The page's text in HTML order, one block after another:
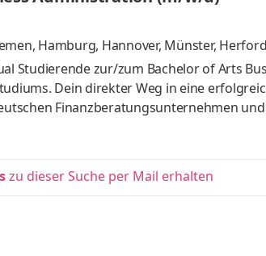
Hamburg, Hannover, Münster,
Studierende zur/zum Bachelor of Arts
Dein direkter Weg in eine
Finanzberatungsunternehmen
und Vorsorgelösungen in Europa.
finanziell selbstbestimmt zu gestalten,
Du begleitest Kundentermine
zu dieser Suche per Mail erhalten